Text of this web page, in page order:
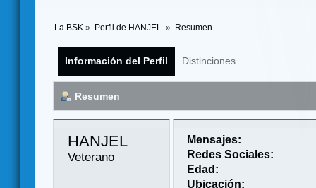
La BSK » Perfil de HANJEL » Resumen
Información del Perfil Distinciones
Resumen
HANJEL
Veterano
Mensajes:
Redes Sociales:
Edad:
Ubicación: